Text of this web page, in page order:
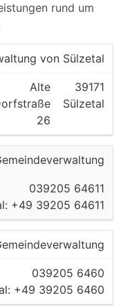
rund um
von Sülzetal
Alte
26
39171
Sülzetal
039205 64611
+49 39205 64611
039205 6460
+49 39205 6460